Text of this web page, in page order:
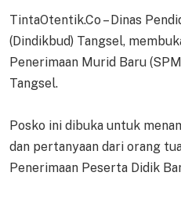
TintaOtentik.Co – Dinas
(Dindikbud) Tangsel,
Penerimaan Murid Baru
Tangsel.
Posko ini dibuka untuk
dan pertanyaan dari orang
Penerimaan Peserta Didik